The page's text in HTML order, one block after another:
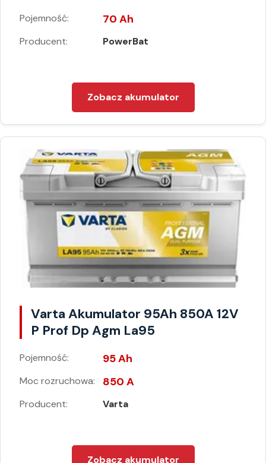
Pojemność: 70 Ah
Producent: PowerBat
Zobacz akumulator
Varta Akumulator 95Ah 850A 12V
P Prof Dp Agm La95
Pojemność: 95 Ah
Moc rozruchowa: 850 A
Producent: Varta
Zobacz akumulator